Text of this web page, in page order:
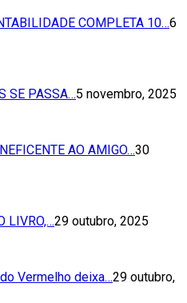
COMPLETA 10…6
SE PASSA…5 novembro, 2025
AO AMIGO…30
LIVRO,…29 outubro, 2025
Vermelho deixa…29 outubro,